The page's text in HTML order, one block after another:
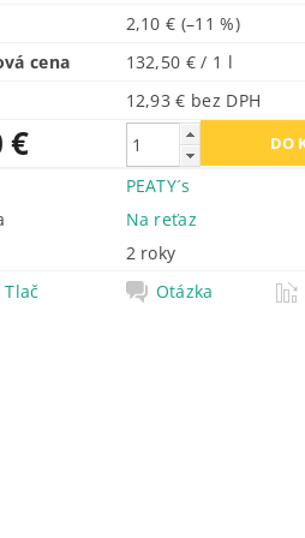
2,10 € (–11 %)
cena
132,50 € / 1 l
12,93 € bez DPH
€
PEATY´s
Na reťaz
2 roky
Tlač
Otázka